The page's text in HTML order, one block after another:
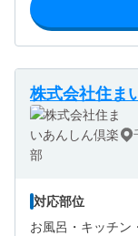
株式会社住ま
対応部位
お風呂・ キッチン